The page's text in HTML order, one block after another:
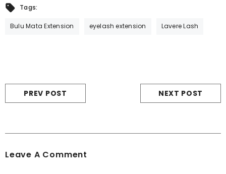
Tags:
Bulu Mata Extension eyelash extension Lavere Lash
PREV POST NEXT POST
Leave A Comment